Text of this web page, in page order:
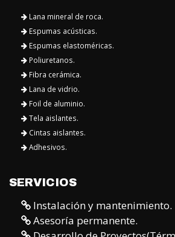
Lana mineral de roca.
Espumas acústicas.
Espumas elastoméricas.
Poliuretanos.
Fibra cerámica.
Lana de vidrio.
Foil de aluminio.
Tela aislantes.
Cintas aislantes.
Adhesivos.
SERVICIOS
Instalación y mantenimiento.
Asesoría permanente.